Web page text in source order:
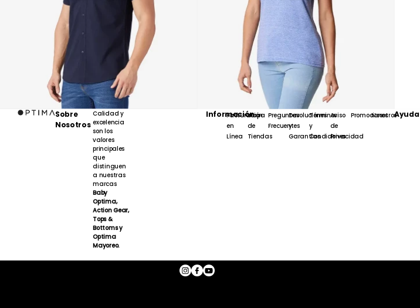
Sobre
Nosotros
Calidad y
excelencia
son los
valores
principales
que
distinguen
a nuestras
marcas
Baby
Optima,
Action Gear,
Tops &
Bottoms y
Optima
Mayoreo.
Información
Facturación
en
Línea
Mapa
de
Tiendas
Preguntas
Frecuentes
Devoluciones
y
Garantías
Términos
y
Condiciones
Aviso
de
Privacidad
Promociones
NosotrosAyuda